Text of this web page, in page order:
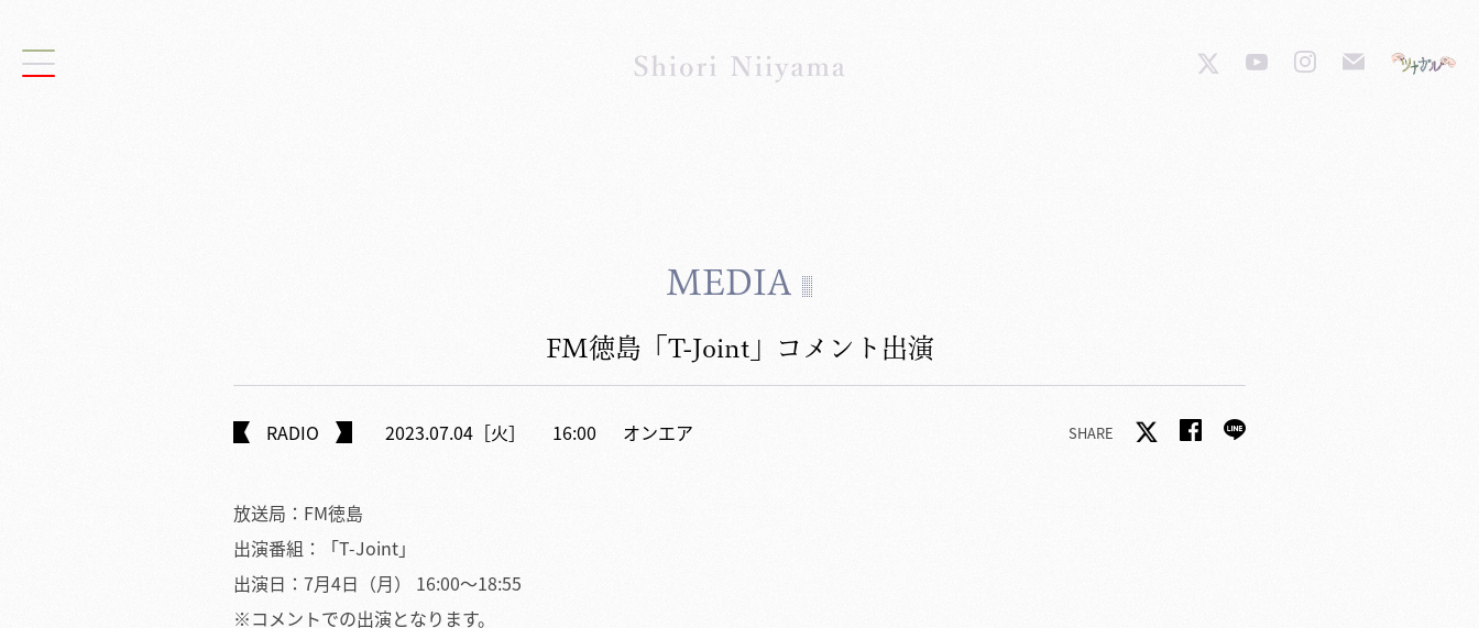
MEDIA
FM徳島「T-Joint」コメント出演
RADIO 2023.07.04［火］ 16:00 オンエア SHARE
放送局：FM徳島
出演番組：「T-Joint」
出演日：7月4日（月） 16:00～18:55
※コメントでの出演となります。